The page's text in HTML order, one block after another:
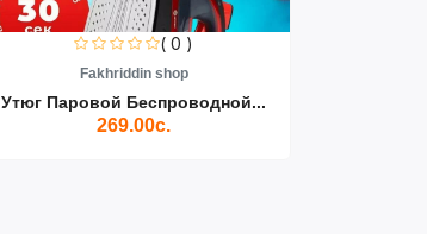
( 0 )
Fakhriddin shop
Утюг Паровой Беспроводной...
269.00с.